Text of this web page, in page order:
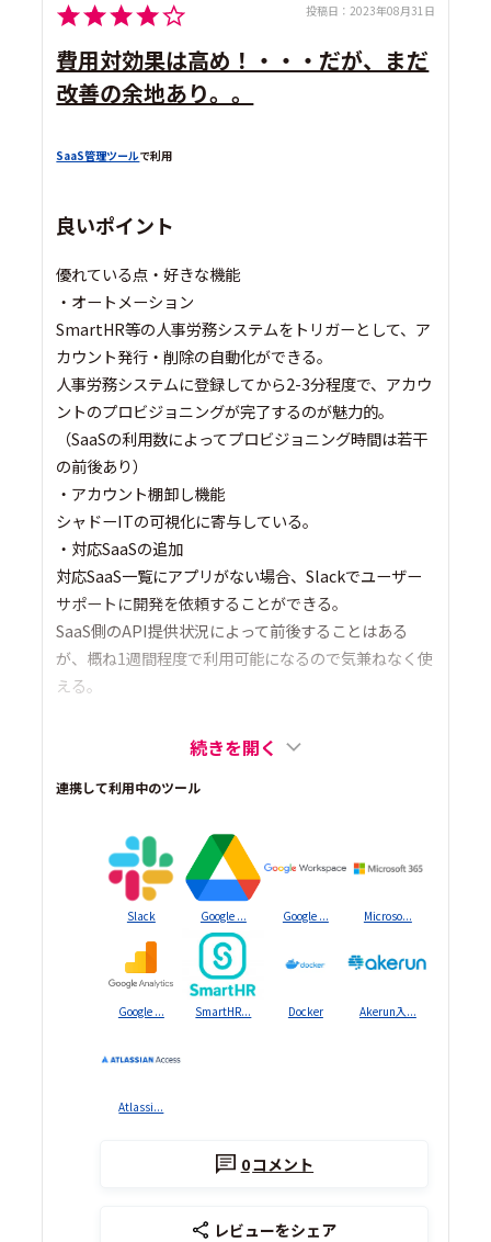
投稿日： 2023年08月31日
費用対効果は高め！・・・だが、まだ
改善の余地あり。。
SaaS管理ツールで利用
良いポイント
優れている点・好きな機能
・オートメーション
SmartHR等の人事労務システムをトリガーとして、ア
カウント発行・削除の自動化ができる。
人事労務システムに登録してから2-3分程度で、アカウ
ントのプロビジョニングが完了するのが魅力的。
（SaaSの利用数によってプロビジョニング時間は若干
の前後あり）
・アカウント棚卸し機能
シャドーITの可視化に寄与している。
・対応SaaSの追加
対応SaaS一覧にアプリがない場合、Slackでユーザー
サポートに開発を依頼することができる。
SaaS側のAPI提供状況によって前後することはある
が、概ね1週間程度で利用可能になるので気兼ねなく使
える。
続きを開く
連携して利用中のツール
Slack Google ... Google ... Microso...
Google ... SmartHR... Docker Akerun入...
Atlassi...
0コメント
レビューをシェア